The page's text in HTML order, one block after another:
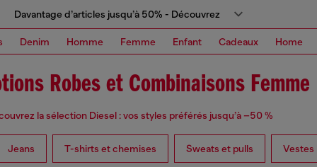
Davantage d’articles jusqu’à 50% - Découvrez
Denim Homme Femme Enfant Cadeaux Home
Robes et Combinaisons Femme
la sélection Diesel : vos styles préférés jusqu’à –50 %
Jeans T-shirts et chemises Sweats et pulls Vestes